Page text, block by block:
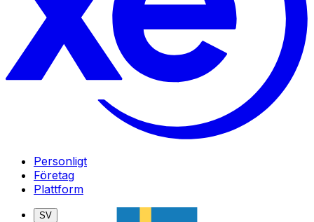
Personligt
Företag
Plattform
SV